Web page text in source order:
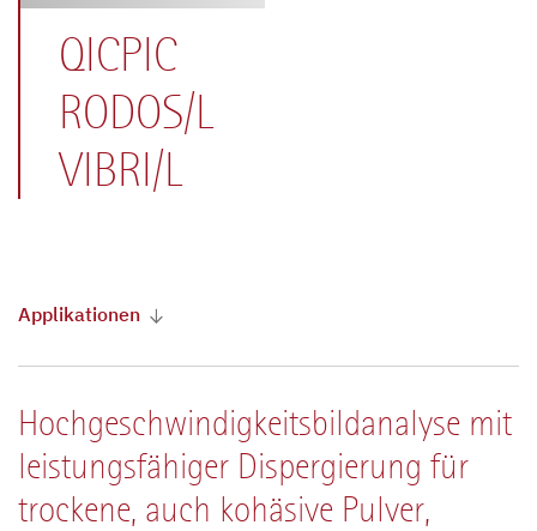
QICPIC
RODOS/L
VIBRI/L
Applikationen
Hochgeschwindigkeitsbildanalyse mit
leistungsfähiger Dispergierung für
trockene, auch kohäsive Pulver,